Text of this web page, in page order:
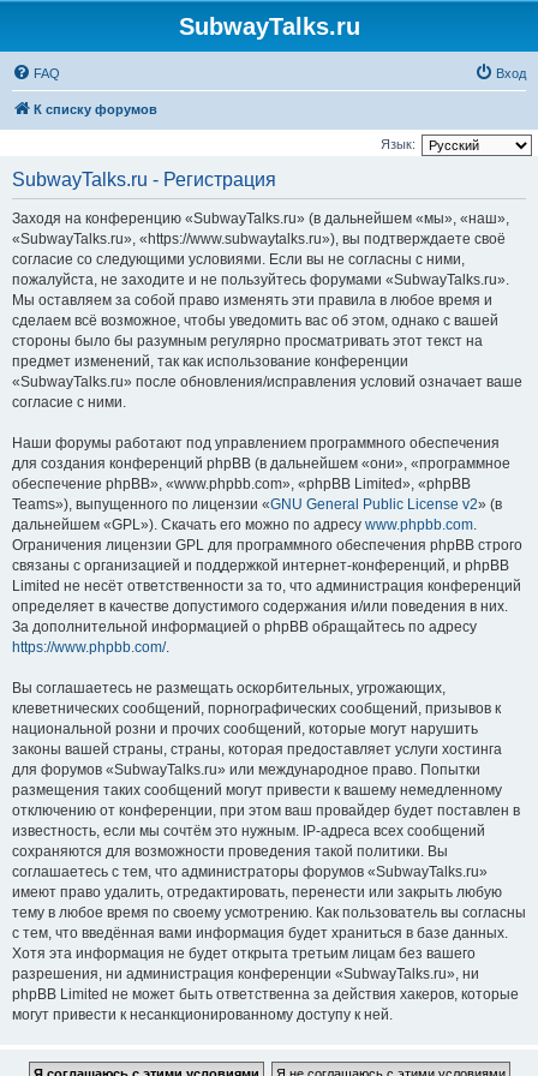
SubwayTalks.ru
FAQ Вход
К списку форумов
Язык:
SubwayTalks.ru - Регистрация
Заходя на конференцию «SubwayTalks.ru» (в дальнейшем «мы», «наш»,
«SubwayTalks.ru», «https://www.subwaytalks.ru»), вы подтверждаете своё
согласие со следующими условиями. Если вы не согласны с ними,
пожалуйста, не заходите и не пользуйтесь форумами «SubwayTalks.ru».
Мы оставляем за собой право изменять эти правила в любое время и
сделаем всё возможное, чтобы уведомить вас об этом, однако с вашей
стороны было бы разумным регулярно просматривать этот текст на
предмет изменений, так как использование конференции
«SubwayTalks.ru» после обновления/исправления условий означает ваше
согласие с ними.
Наши форумы работают под управлением программного обеспечения
для создания конференций phpBB (в дальнейшем «они», «программное
обеспечение phpBB», «www.phpbb.com», «phpBB Limited», «phpBB
Teams»), выпущенного по лицензии «GNU General Public License v2» (в
дальнейшем «GPL»). Скачать его можно по адресу www.phpbb.com.
Ограничения лицензии GPL для программного обеспечения phpBB строго
связаны с организацией и поддержкой интернет-конференций, и phpBB
Limited не несёт ответственности за то, что администрация конференций
определяет в качестве допустимого содержания и/или поведения в них.
За дополнительной информацией о phpBB обращайтесь по адресу
https://www.phpbb.com/.
Вы соглашаетесь не размещать оскорбительных, угрожающих,
клеветнических сообщений, порнографических сообщений, призывов к
национальной розни и прочих сообщений, которые могут нарушить
законы вашей страны, страны, которая предоставляет услуги хостинга
для форумов «SubwayTalks.ru» или международное право. Попытки
размещения таких сообщений могут привести к вашему немедленному
отключению от конференции, при этом ваш провайдер будет поставлен в
известность, если мы сочтём это нужным. IP-адреса всех сообщений
сохраняются для возможности проведения такой политики. Вы
соглашаетесь с тем, что администраторы форумов «SubwayTalks.ru»
имеют право удалить, отредактировать, перенести или закрыть любую
тему в любое время по своему усмотрению. Как пользователь вы согласны
с тем, что введённая вами информация будет храниться в базе данных.
Хотя эта информация не будет открыта третьим лицам без вашего
разрешения, ни администрация конференции «SubwayTalks.ru», ни
phpBB Limited не может быть ответственна за действия хакеров, которые
могут привести к несанкционированному доступу к ней.